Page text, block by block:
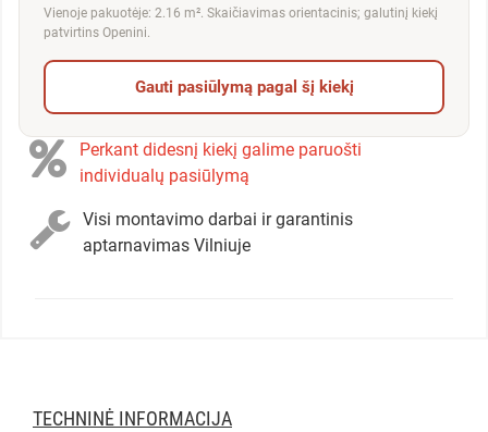
Vienoje pakuotėje: 2.16 m². Skaičiavimas orientacinis; galutinį kiekį
patvirtins Openini.
Gauti pasiūlymą pagal šį kiekį
Perkant didesnį kiekį galime paruošti
individualų pasiūlymą
Visi montavimo darbai ir garantinis
aptarnavimas Vilniuje
TECHNINĖ INFORMACIJA